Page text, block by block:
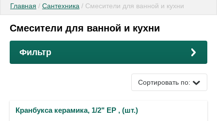
Главная / Сантехника / Смесители для ванной и кухни
Смесители для ванной и кухни
Фильтр
Сортировать по:
Кранбукса керамика, 1/2" ЕР , (шт.)